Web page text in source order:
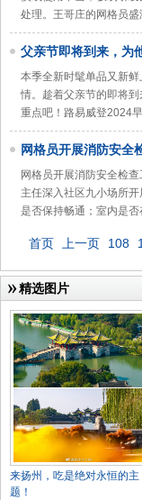
处理。王哥庄的网格员
父亲节即将到来，为
本季全新时髦单品又新
情。趁着父亲节的即将
重点吧！路易威登2024
网格员开展消防安全
网格员开展消防安全检
主任深入社区九小场所
是否保持畅通；室内是
首页 上一页 108
精选图片
来扬州，吃是绝对永恒的主
题！